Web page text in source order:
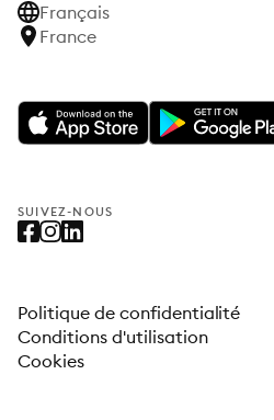
Français
France
SUIVEZ-NOUS
Politique de confidentialité
Conditions d'utilisation
Cookies